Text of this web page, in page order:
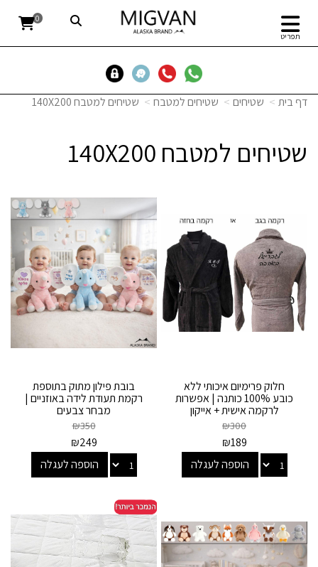
תפריט
0
דף בית שטיחים שטיחים למטבח שטיחים למטבח 140X200
שטיחים למטבח 140X200
חלוק פרימיום איכותי ללא
כובע 100% כותנה | אפשרות
לרקמה אישית + אייקון
ומגבת...
₪300
₪189
הוספה לעגלה
בובת פילון מתוק בתוספת
רקמת תעודת לידה באוזניים |
מבחר צבעים
₪350
₪249
הוספה לעגלה